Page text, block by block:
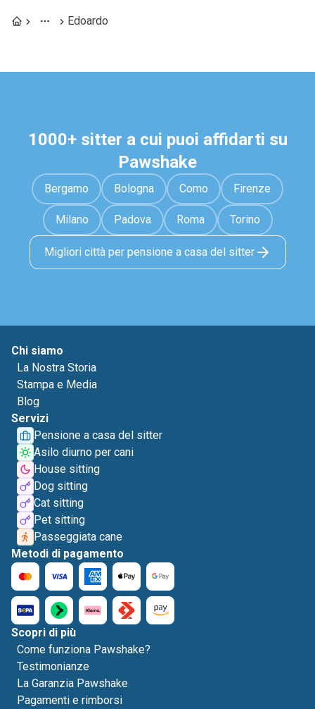
Edoardo
1000+ sitter a cui puoi affidarti su
Pawshake
Bergamo Bologna Como Firenze
Milano Padova Roma Torino
Migliori città per pensione a casa del sitter
Chi siamo
La Nostra Storia
Stampa e Media
Blog
Servizi
Pensione a casa del sitter
Asilo diurno per cani
House sitting
Dog sitting
Cat sitting
Pet sitting
Passeggiata cane
Metodi di pagamento
Scopri di più
Come funziona Pawshake?
Testimonianze
La Garanzia Pawshake
Pagamenti e rimborsi